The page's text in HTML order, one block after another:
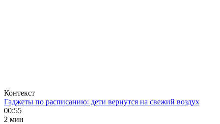
Контекст
Гаджеты по расписанию: дети вернутся на свежий воздух
00:55
2 мин